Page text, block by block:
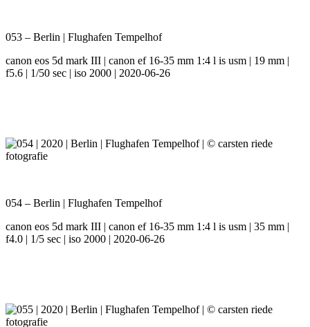
053 – Berlin | Flughafen Tempelhof
canon eos 5d mark III | canon ef 16-35 mm 1:4 l is usm | 19 mm |
f5.6 | 1/50 sec | iso 2000 | 2020-06-26
054 – Berlin | Flughafen Tempelhof
canon eos 5d mark III | canon ef 16-35 mm 1:4 l is usm | 35 mm |
f4.0 | 1/5 sec | iso 2000 | 2020-06-26